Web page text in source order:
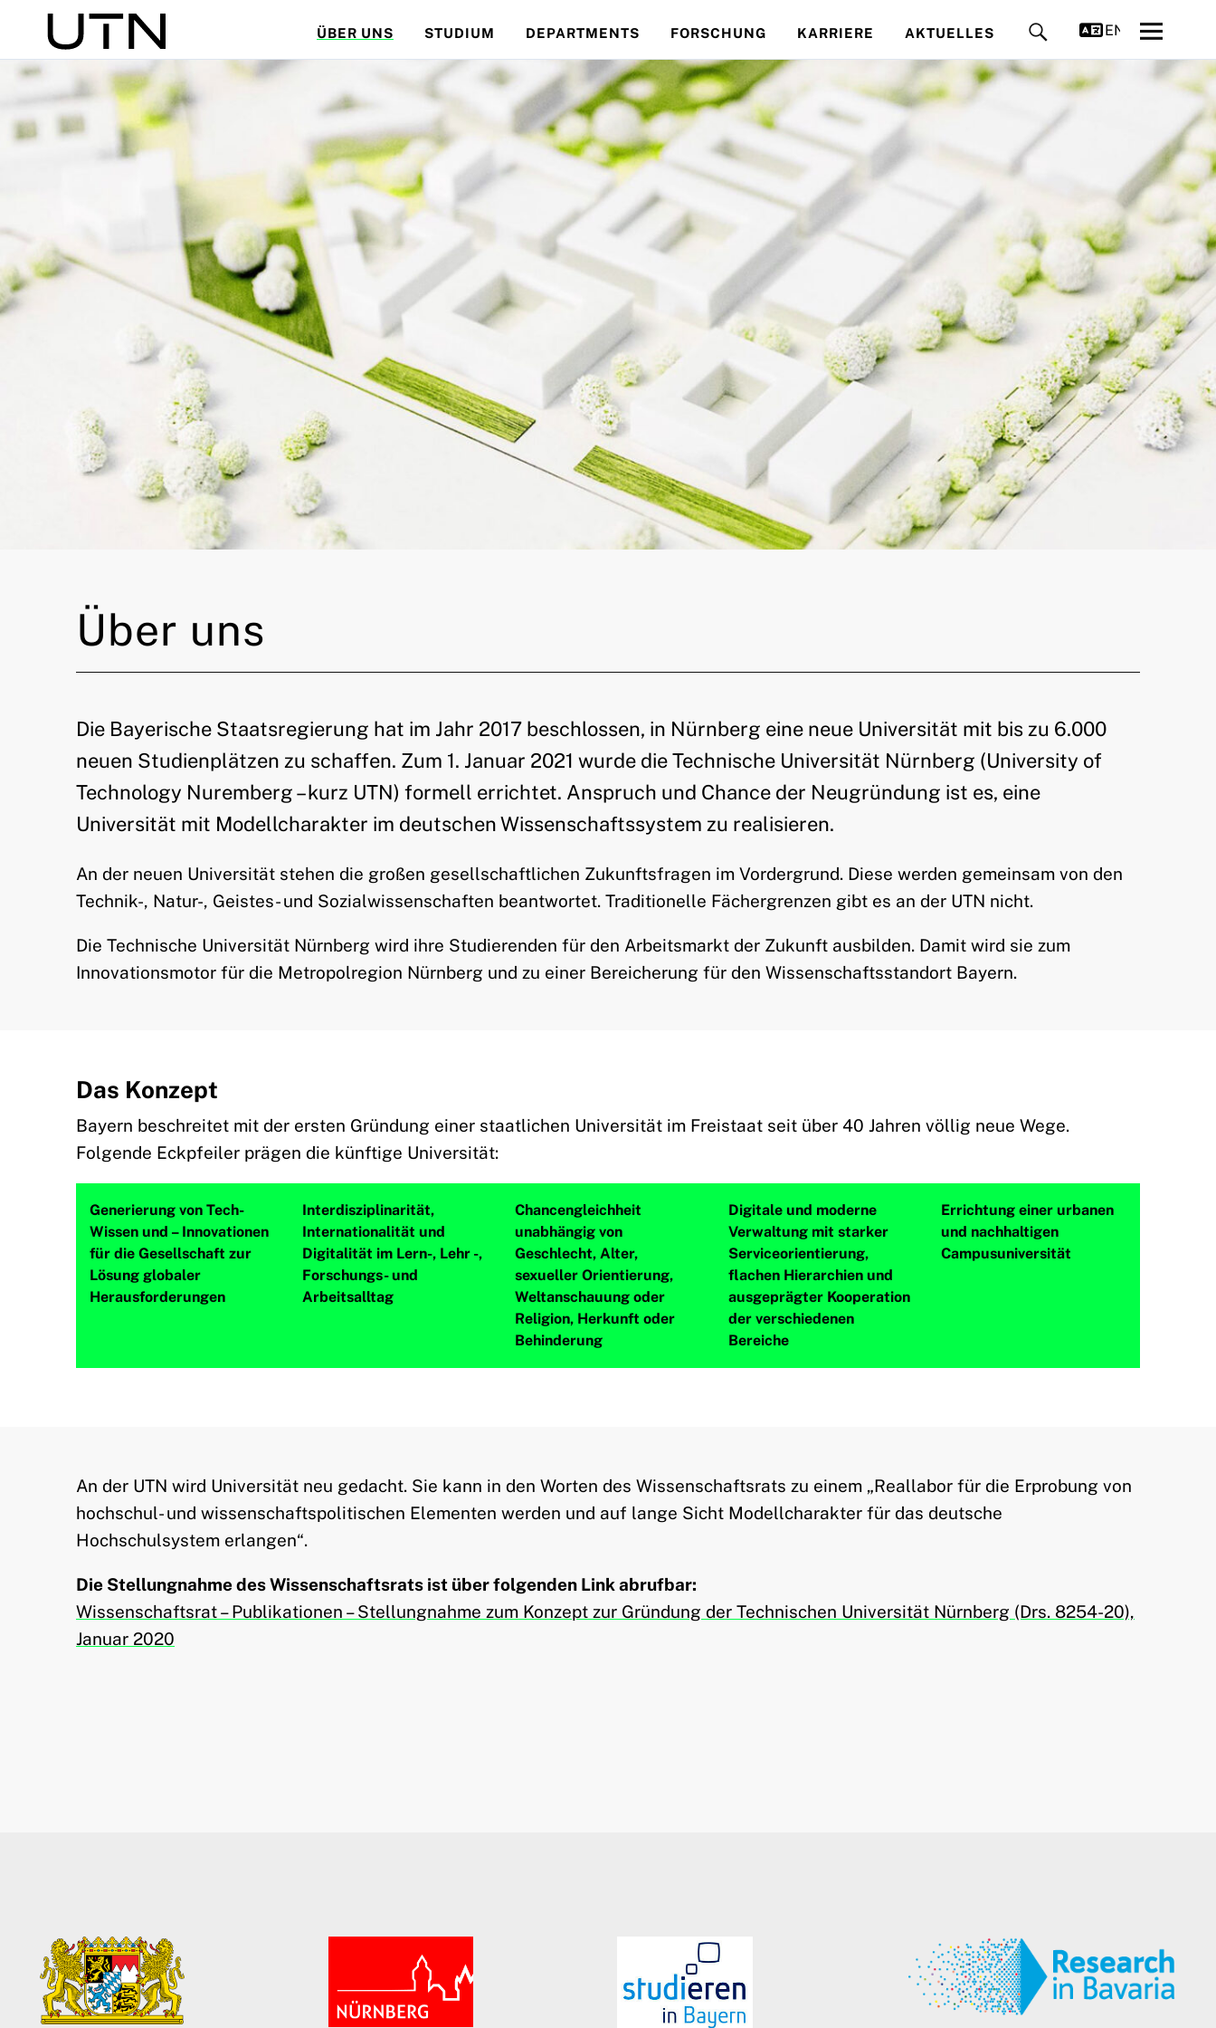
ÜBER UNS STUDIUM DEPARTMENTS FORSCHUNG KARRIERE AKTUELLES ENGLISH
Über uns
Die Bayerische Staatsregierung hat im Jahr 2017 beschlossen, in Nürnberg eine neue Universität mit bis zu 6.000
neuen Studienplätzen zu schaffen. Zum 1. Januar 2021 wurde die Technische Universität Nürnberg (University of
Technology Nuremberg – kurz UTN) formell errichtet. Anspruch und Chance der Neugründung ist es, eine
Universität mit Modellcharakter im deutschen Wissenschaftssystem zu realisieren.
An der neuen Universität stehen die großen gesellschaftlichen Zukunftsfragen im Vordergrund. Diese werden gemeinsam von den
Technik-, Natur-, Geistes- und Sozialwissenschaften beantwortet. Traditionelle Fächergrenzen gibt es an der UTN nicht.
Die Technische Universität Nürnberg wird ihre Studierenden für den Arbeitsmarkt der Zukunft ausbilden. Damit wird sie zum
Innovationsmotor für die Metropolregion Nürnberg und zu einer Bereicherung für den Wissenschaftsstandort Bayern.
Das Konzept
Bayern beschreitet mit der ersten Gründung einer staatlichen Universität im Freistaat seit über 40 Jahren völlig neue Wege.
Folgende Eckpfeiler prägen die künftige Universität:
Generierung von Tech-
Wissen und – Innovationen
für die Gesellschaft zur
Lösung globaler
Herausforderungen
Interdisziplinarität,
Internationalität und
Digitalität im Lern-, Lehr -,
Forschungs- und
Arbeitsalltag
Chancengleichheit
unabhängig von
Geschlecht, Alter,
sexueller Orientierung,
Weltanschauung oder
Religion, Herkunft oder
Behinderung
Digitale und moderne
Verwaltung mit starker
Serviceorientierung,
flachen Hierarchien und
ausgeprägter Kooperation
der verschiedenen
Bereiche
Errichtung einer urbanen
und nachhaltigen
Campusuniversität
An der UTN wird Universität neu gedacht. Sie kann in den Worten des Wissenschaftsrats zu einem „Reallabor für die Erprobung von
hochschul- und wissenschaftspolitischen Elementen werden und auf lange Sicht Modellcharakter für das deutsche
Hochschulsystem erlangen“.
Die Stellungnahme des Wissenschaftsrats ist über folgenden Link abrufbar:
Wissenschaftsrat – Publikationen – Stellungnahme zum Konzept zur Gründung der Technischen Universität Nürnberg (Drs. 8254-20),
Januar 2020